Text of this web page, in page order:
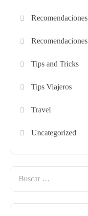
Recomendaciones
Recomendaciones
Tips and Tricks
Tips Viajeros
Travel
Uncategorized